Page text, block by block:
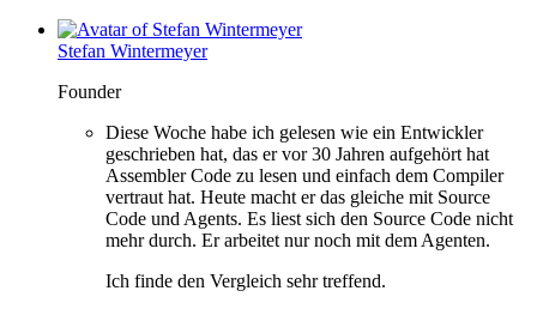
Stefan Wintermeyer
Founder
Diese Woche habe ich gelesen wie ein Entwickler
geschrieben hat, das er vor 30 Jahren aufgehört hat
Assembler Code zu lesen und einfach dem Compiler
vertraut hat. Heute macht er das gleiche mit Source
Code und Agents. Es liest sich den Source Code nicht
mehr durch. Er arbeitet nur noch mit dem Agenten.
Ich finde den Vergleich sehr treffend.